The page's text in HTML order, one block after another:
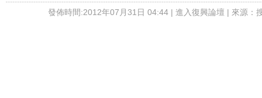
發佈時間:2012年07月31日 04:44 | 進入復興論壇 | 來源：